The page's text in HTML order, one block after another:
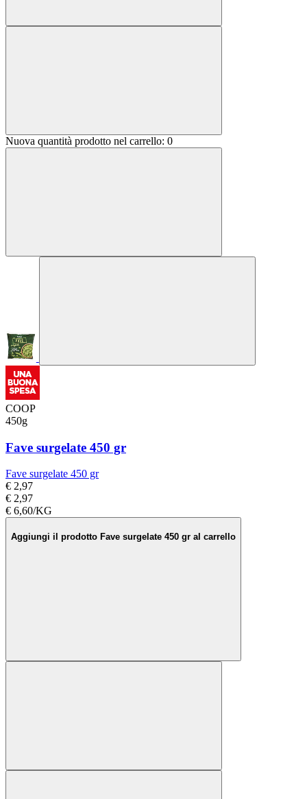
Nuova quantità prodotto nel carrello: 0
COOP
450g
Fave surgelate 450 gr
Fave surgelate 450 gr
€ 2,97
€ 2,97
€ 6,60/KG
Aggiungi il prodotto Fave surgelate 450 gr al carrello